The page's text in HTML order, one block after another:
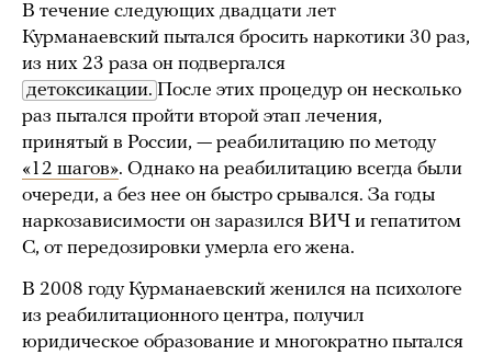
В течение следующих двадцати лет
Курманаевский пытался бросить наркотики 30 раз,
из них 23 раза он подвергался
детоксикации. После этих процедур он несколько
раз пытался пройти второй этап лечения,
принятый в России, — реабилитацию по методу
«12 шагов». Однако на реабилитацию всегда были
очереди, а без нее он быстро срывался. За годы
наркозависимости он заразился ВИЧ и гепатитом
С, от передозировки умерла его жена.
В 2008 году Курманаевский женился на психологе
из реабилитационного центра, получил
юридическое образование и многократно пытался